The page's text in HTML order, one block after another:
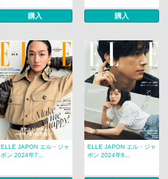
購入 購入
ELLE JAPON エル・ジャ
ポン 2024年7...
ELLE JAPON エル・ジャ
ポン 2024年6...